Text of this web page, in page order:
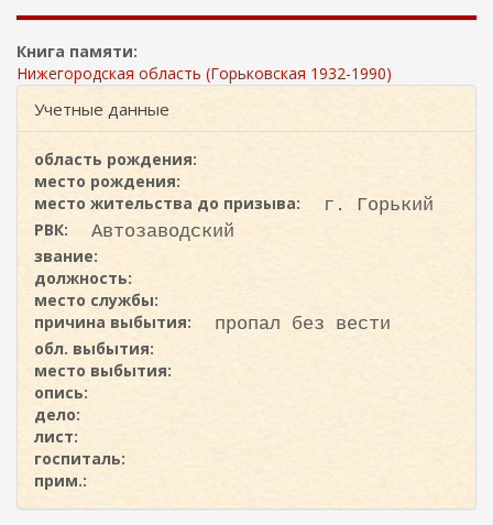
и
с
к
Книга памяти:
Нижегородская область (Горьковская 1932-1990)
Учетные данные
область рождения:
место рождения:
место жительства до призыва:
г. Горький
РВК:
Автозаводский
звание:
должность:
место службы:
причина выбытия:
пропал без вести
обл. выбытия:
место выбытия:
опись:
дело:
лист:
госпиталь:
прим.: